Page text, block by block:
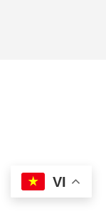
VI